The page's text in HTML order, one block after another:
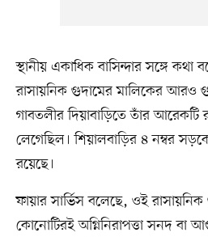
স্থানীয় একাধিক বাসিন্দার সঙ্গে
রাসায়নিক গুদামের মালিকের আরও
গাবতলীর দিয়াবাড়িতে তাঁর
লেগেছিল। শিয়ালবাড়ির ৪ নম্বর
রয়েছে।
ফায়ার সার্ভিস বলেছে, ওই
কোনোটিরই অগ্নিনিরাপত্তা সনদ বা